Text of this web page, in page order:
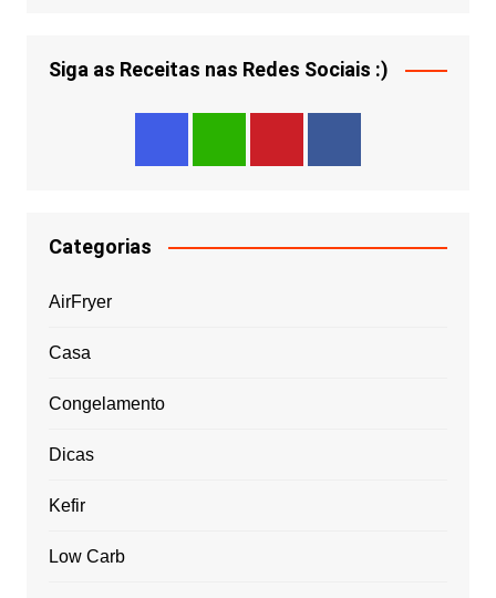
Siga as Receitas nas Redes Sociais :)
Categorias
AirFryer
Casa
Congelamento
Dicas
Kefir
Low Carb